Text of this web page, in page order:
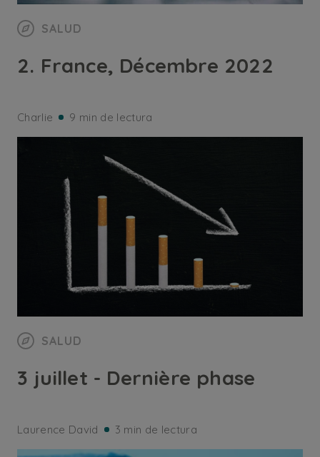
SALUD
2. France, Décembre 2022
Charlie 9 min de lectura
SALUD
3 juillet - Dernière phase
Laurence David 3 min de lectura